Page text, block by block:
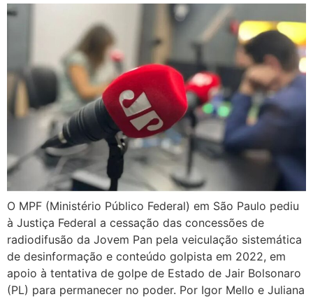
O MPF (Ministério Público Federal) em São Paulo pediu
à Justiça Federal a cessação das concessões de
radiodifusão da Jovem Pan pela veiculação sistemática
de desinformação e conteúdo golpista em 2022, em
apoio à tentativa de golpe de Estado de Jair Bolsonaro
(PL) para permanecer no poder. Por Igor Mello e Juliana